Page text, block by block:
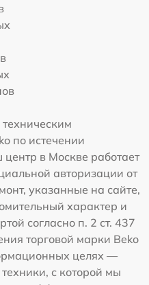
по истечении
в Москве работает
авторизации от
указанные на сайте,
характер и
согласно п. 2 ст. 437
торговой марки Beko
целях —
с которой мы